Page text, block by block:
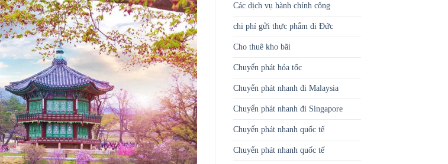
Các dịch vụ hành chính công
chi phí gửi thực phẩm đi Đức
Cho thuê kho bãi
Chuyển phát hỏa tốc
Chuyển phát nhanh đi Malaysia
Chuyển phát nhanh đi Singapore
Chuyển phát nhanh quốc tế
Chuyển phát nhanh quốc tế